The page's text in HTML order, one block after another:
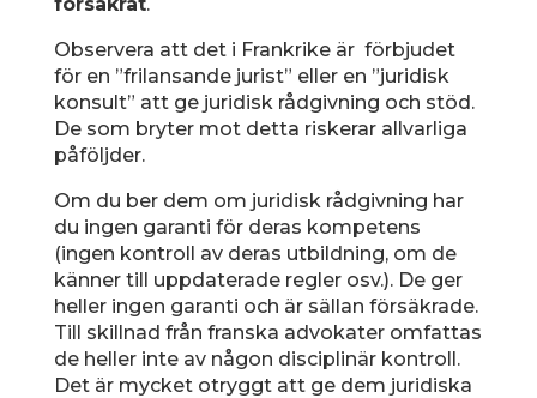
Observera att det i Frankrike är förbjudet
för en ”frilansande jurist” eller en ”juridisk
konsult” att ge juridisk rådgivning och stöd.
De som bryter mot detta riskerar allvarliga
påföljder.
Om du ber dem om juridisk rådgivning har
du ingen garanti för deras kompetens
(ingen kontroll av deras utbildning, om de
känner till uppdaterade regler osv.). De ger
heller ingen garanti och är sällan försäkrade.
Till skillnad från franska advokater omfattas
de heller inte av någon disciplinär kontroll.
Det är mycket otryggt att ge dem juridiska